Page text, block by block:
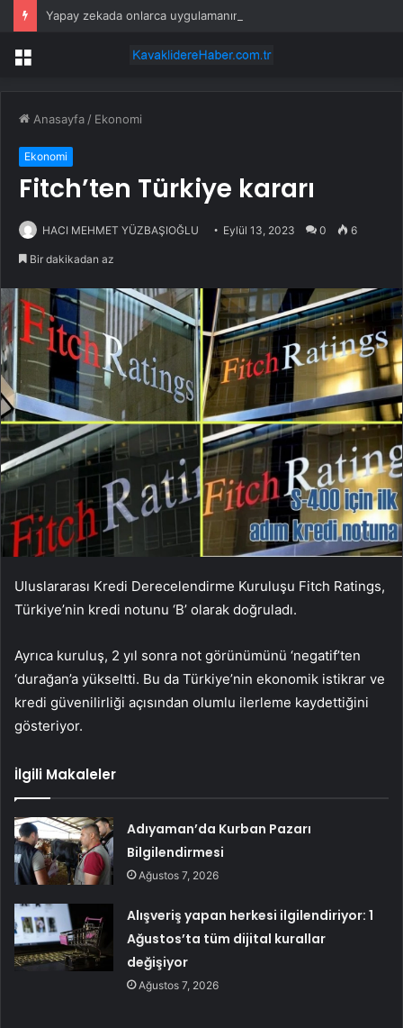
Menü
Anasayfa / Ekonomi
Ekonomi
Fitch’ten Türkiye kararı
HACI MEHMET YÜZBAŞIOĞLU Eylül 13, 2023 0 6
Bir dakikadan az
Uluslararası Kredi Derecelendirme Kuruluşu Fitch Ratings,
Türkiye’nin kredi notunu ‘B’ olarak doğruladı.
Ayrıca kuruluş, 2 yıl sonra not görünümünü ‘negatif’ten
‘durağan’a yükseltti. Bu da Türkiye’nin ekonomik istikrar ve
kredi güvenilirliği açısından olumlu ilerleme kaydettiğini
gösteriyor.
İlgili Makaleler
Adıyaman’da Kurban Pazarı
Bilgilendirmesi
Ağustos 7, 2026
Alışveriş yapan herkesi ilgilendiriyor: 1
Ağustos’ta tüm dijital kurallar
değişiyor
Ağustos 7, 2026